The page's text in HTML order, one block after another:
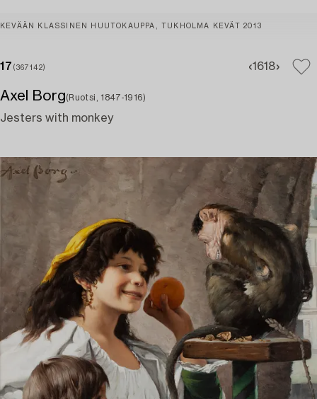
KEVÄÄN KLASSINEN HUUTOKAUPPA, TUKHOLMA KEVÄT 2013
17 (367142) 1618
Axel Borg(Ruotsi, 1847-1916)
Jesters with monkey